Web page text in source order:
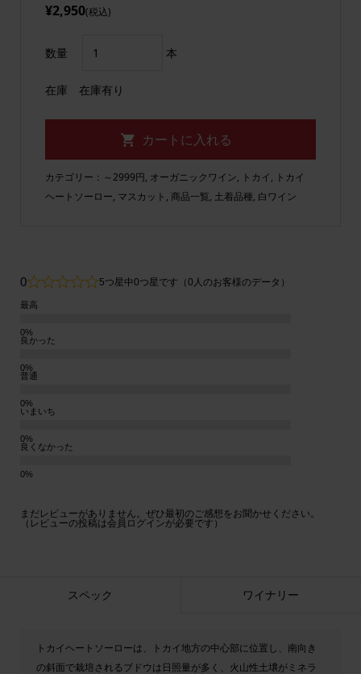
¥2,950(税込)
数量 本
在庫 在庫有り
カテゴリー： ～2999円, オーガニックワイン, トカイ, トカイ
ヘートソーロー, マスカット , 商品一覧, 土着品種, 白ワイン
0 5つ星中0つ星です（0人のお客様のデータ）
最高
良かった
普通
いまいち
良くなかった
まだレビューがありません。ぜひ最初のご感想をお聞かせください。
（レビューの投稿は会員ログインが必要です）
スペック ワイナリー
トカイヘートソーローは、トカイ地方の中心部に位置し、南向き
の斜面で栽培されるブドウは日照量が多く、火山性土壌がミネラ